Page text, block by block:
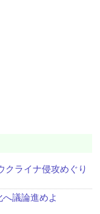
クライナ侵攻めぐり
議論進めよ